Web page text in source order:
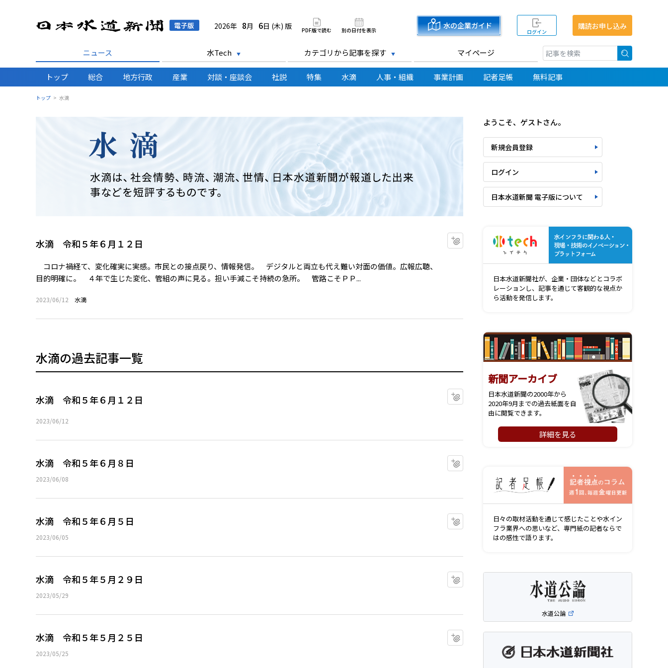
日本水道新聞 電子版
2026年 8月 6日 (木) 版 PDF版で読む 別の日付を表示 水の企業ガイド
ログイン
購読お申し込み
ニュース 水Tech カテゴリから記事を探す マイページ
トップ 総合 地方行政 産業 対談・座談会 社説 特集 水滴 人事・組織 事業計画 記者足帳 無料記事
トップ 水滴
水滴 令和５年６月１２日
コロナ禍経て、変化確実に実感。市民との接点戻り、情報発信。 デジタルと両立も代え難い対面の価値。広報広聴、
目的明確に。 ４年で生じた変化、管組の声に見る。担い手減こそ持続の急所。 管路こそＰＰ...
2023/06/12 水滴
マイクリップに追加
水滴の過去記事一覧
水滴 令和５年６月１２日
2023/06/12
マイクリップに追加
水滴 令和５年６月８日
2023/06/08
水滴 令和５年６月５日
2023/06/05
マイクリップに追加
水滴 令和５年５月２９日
2023/05/29
水滴 令和５年５月２５日
2023/05/25
マイクリップに追加
ようこそ、ゲストさん。
新規会員登録
ログイン
日本水道新聞 電子版について
日本水道新聞社が、企業・団体などとコラボ
レーションし、記事を通じて客観的な視点か
ら活動を発信します。
新聞アーカイブ
日本水道新聞の2000年から
2020年9月までの過去紙面を自
由に閲覧できます。
詳細を見る
日々の取材活動を通じて感じたことや水イン
フラ業界への思いなど、専門紙の記者ならで
はの感性で語ります。
水道公論